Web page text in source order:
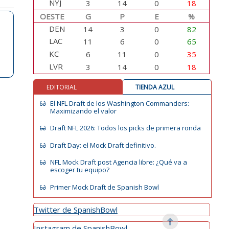
NYJ
3 14 0
18
OESTE
G P E
%
DEN
14 3 0
82
LAC
11 6 0
65
KC
6 11 0
35
LVR
3 14 0 18
EDITORIAL TIENDA AZUL
El NFL Draft de los Washington Commanders:
Maximizando el valor
Draft NFL 2026: Todos los picks de primera ronda
Draft Day: el Mock Draft definitivo.
NFL Mock Draft post Agencia libre: ¿Qué va a
escoger tu equipo?
Primer Mock Draft de Spanish Bowl
Twitter de SpanishBowl